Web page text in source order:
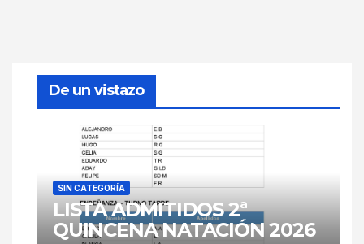
De un vistazo
SIN CATEGORÍA
LISTA ADMITIDOS 2ª
QUINCENA NATACIÓN 2026